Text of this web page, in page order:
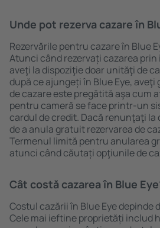
Unde pot rezerva cazare în
Rezervările pentru cazare în Blue
Atunci când rezervați cazarea prin
aveţi la dispoziţie doar unităţi de
după ce ajungeți în Blue Eye,
de cazare este pregătită aşa cum
pentru cameră se face printr-un
cardul de credit. Dacă renunţaţi
de a anula gratuit rezervarea de
Termenul limită pentru anularea
atunci când căutați opţiunile de
Cât costă cazarea în Blue
Costul cazării în Blue Eye depinde
Cele mai ieftine proprietăți includ